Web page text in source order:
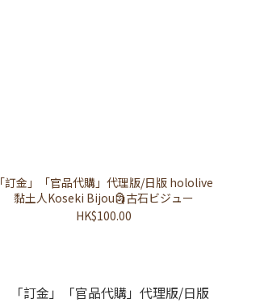
「訂金」「官品代購」代理版/日版 hololive
黏土人Koseki Bijou🗿古石ビジュー
HK$100.00